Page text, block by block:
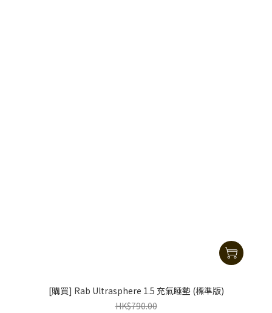
[購買] Rab Ultrasphere 1.5 充氣睡墊 (標準版)
HK$790.00